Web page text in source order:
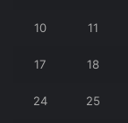
10 11
17 18
24 25